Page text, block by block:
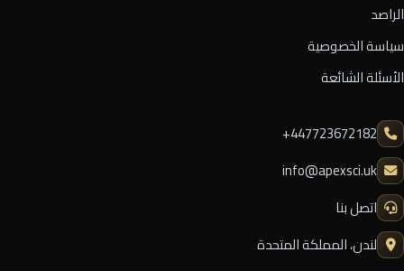
الراصد
سياسة الخصوصية
الأسئلة الشائعة
⁦+447723672182⁩
info@apexsci.uk
اتصل بنا
لندن، المملكة المتحدة